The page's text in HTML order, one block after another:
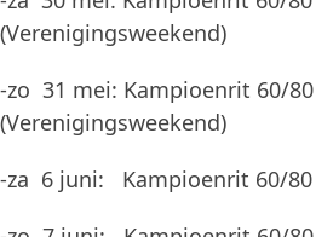
(Verenigingsweekend)
-zo 31 mei: Kampioenrit 60/
(Verenigingsweekend)
-za 6 juni: Kampioenrit 60/80